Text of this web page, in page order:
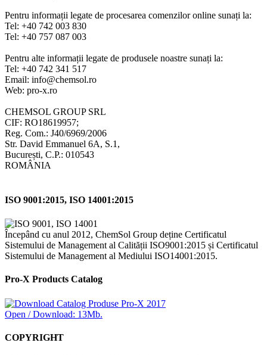
Pentru informații legate de procesarea comenzilor online sunați la:
Tel: +40 742 003 830
Tel: +40 757 087 003
Pentru alte informații legate de produsele noastre sunați la:
Tel: +40 742 341 517
Email: info@chemsol.ro
Web: pro-x.ro
CHEMSOL GROUP SRL
CIF: RO18619957;
Reg. Com.: J40/6969/2006
Str. David Emmanuel 6A, S.1,
București, C.P.: 010543
ROMÂNIA
ISO 9001:2015, ISO 14001:2015
Începând cu anul 2012, ChemSol Group deține Certificatul
Sistemului de Management al Calității ISO9001:2015 și Certificatul
Sistemului de Management al Mediului ISO14001:2015.
Pro-X Products Catalog
Open / Download: 13Mb.
COPYRIGHT